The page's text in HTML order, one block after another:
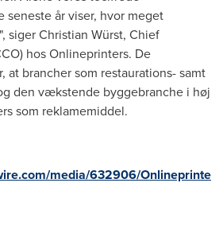
år viser, hvor meget
siger Christian Würst, Chief
hos Onlineprinters. De
at brancher som restaurations- samt
den vækstende byggebranche i høj
som reklamemiddel.
media/632906/Onlineprinte